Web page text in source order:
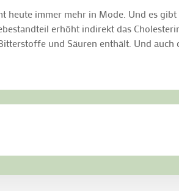
heute immer mehr in Mode. Und es
erhöht indirekt das
und Säuren enthält. Und